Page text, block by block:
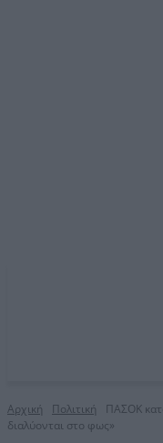
Αρχική Πολιτική
ΠΑΣΟΚ
διαλύονται στο φως»